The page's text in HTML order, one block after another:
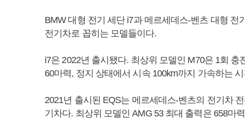
BMW 대형 전기 세단 i7과 메르세데스-벤츠 대형 전
전기차로 꼽히는 모델들이다.
i7은 2022년 출시됐다. 최상위 모델인 M70은 1회
60마력, 정지 상태에서 시속 100km까지 가속하는
2021년 출시된 EQS는 메르세데스-벤츠의 전기차
기차다. 최상위 모델인 AMG 53 최대 출력은 658마